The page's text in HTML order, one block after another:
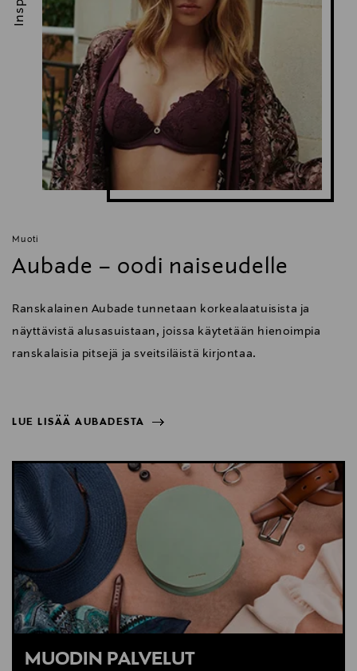
Muoti
Aubade – oodi naiseudelle
Ranskalainen Aubade tunnetaan korkealaatuisista ja
näyttävistä alusasuistaan, joissa käytetään hienoimpia
ranskalaisia pitsejä ja sveitsiläistä kirjontaa.
LUE LISÄÄ AUBADESTA
LUE LISÄÄ AUBADESTA
MUODIN PALVELUT